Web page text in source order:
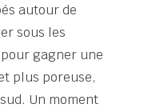
autour de
sous les
gagner une
plus poreuse,
Un moment